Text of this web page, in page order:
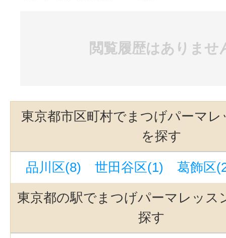
閲覧履歴はありませ
東京都市区町村でまつげパーマ
を探す
品川区(8) 世田谷区(1)
葛飾区
東京都の駅でまつげパーマレッス
探す